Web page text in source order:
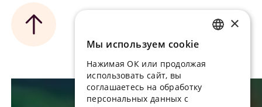
ENGLISH
UKRAINIAN
×
Мы используем сookie
Нажимая ОК или продолжая
использовать сайт, вы
соглашаетесь на обработку
персональных данных с